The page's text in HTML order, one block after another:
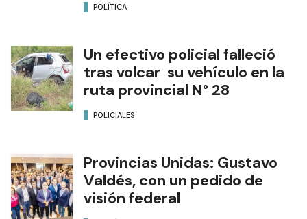
POLÍTICA
Un efectivo policial falleció
tras volcar su vehículo en la
ruta provincial N° 28
POLICIALES
Provincias Unidas: Gustavo
Valdés, con un pedido de
visión federal